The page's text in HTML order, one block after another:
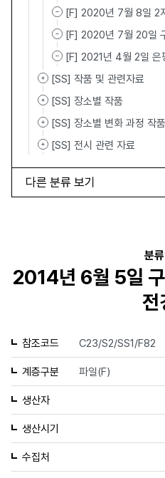
[F] 2020년 7월 8일 2
[F] 2020년 7월 20일
[F] 2021년 4월 2일 은
[SS] 작품 및 관련자료
[SS] 장소별 작품
[SS] 장소별 변화 과정 작품
[SS] 전시 관련 자료
다른 분류 보기
분
2014년 6월 5일
전
참조코드 C23/S2/SS1/F82
계층구분 파일(F)
생산자
생산시기
수집처